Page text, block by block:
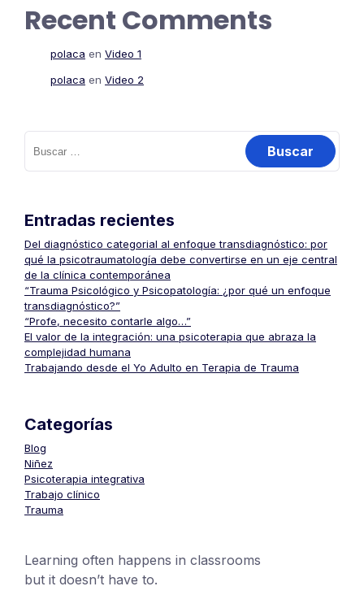
Recent Comments
polaca en Video 1
polaca en Video 2
Buscar:
Entradas recientes
Del diagnóstico categorial al enfoque transdiagnóstico: por
qué la psicotraumatología debe convertirse en un eje central
de la clínica contemporánea
“Trauma Psicológico y Psicopatología: ¿por qué un enfoque
transdiagnóstico?”
“Profe, necesito contarle algo…”
El valor de la integración: una psicoterapia que abraza la
complejidad humana
Trabajando desde el Yo Adulto en Terapia de Trauma
Categorías
Blog
Niñez
Psicoterapia integrativa
Trabajo clínico
Trauma
Learning often happens in classrooms
but it doesn’t have to.